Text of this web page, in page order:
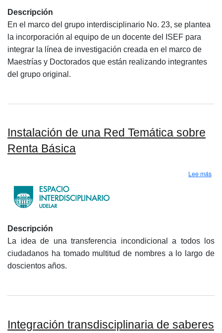
Descripción
En el marco del grupo interdisciplinario No. 23, se plantea
la incorporación al equipo de un docente del ISEF para
integrar la línea de investigación creada en el marco de
Maestrías y Doctorados que están realizando integrantes
del grupo original.
Instalación de una Red Temática sobre
Renta Básica
Lee más
Descripción
La idea de una transferencia incondicional a todos los
ciudadanos ha tomado multitud de nombres a lo largo de
doscientos años.
Integración transdisciplinaria de saberes